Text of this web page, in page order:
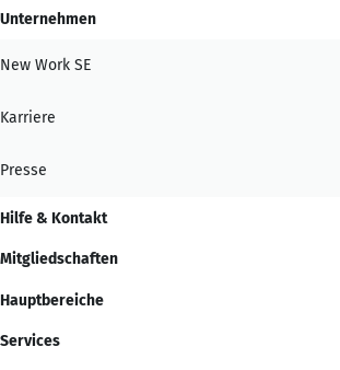
Unternehmen
New Work SE
Karriere
Presse
Hilfe & Kontakt
Mitgliedschaften
Hauptbereiche
Services